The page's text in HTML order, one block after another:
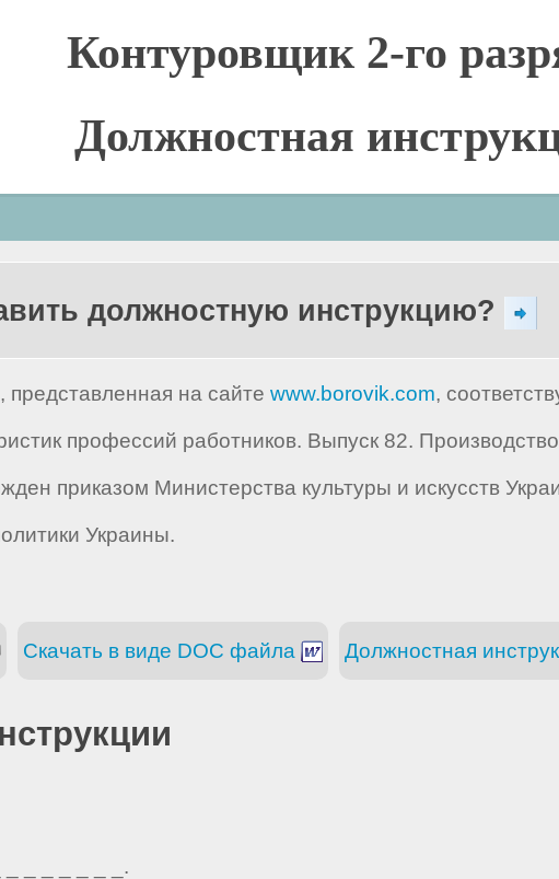
Контуровщик 2-го
Должностная
должностную инструкцию?
представленная на сайте www.borovik.com,
профессий работников. Выпуск 82.
приказом Министерства культуры и искусств
Украины.
Должностная
Скачать в виде DOC файла
_ _ _ _ _ _ _.